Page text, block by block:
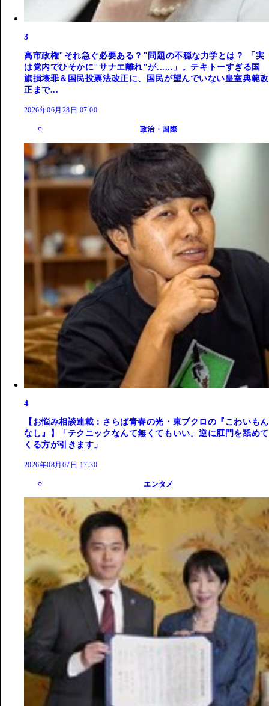
3
高市政権"それ急ぐ必要ある？"問題の不穏な力学とは？ 「実
は党内でひそかに"サナエ離れ"が......」。テキトーすぎる国
旗損壊罪＆国民投票法改正に、国民が望んでいない皇室典範改
正まで...
2026年06月28日 07:00
政治・国際
4
【お悩み相談連載：さらば青春の光・東ブクロの『こわいもん
なし』】「テクニックなんて無くてもいい。逆に肛門を舐めて
くる方が引きます」
2026年08月07日 17:30
エンタメ